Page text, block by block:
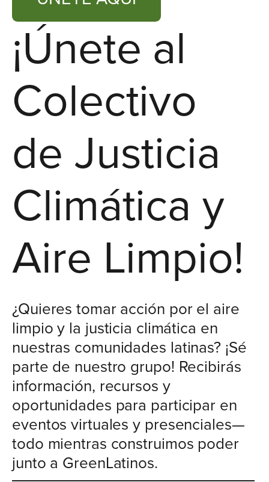
¡Únete al
Colectivo
de Justicia
Climática y
Aire Limpio!
¿Quieres tomar acción por el aire
limpio y la justicia climática en
nuestras comunidades latinas? ¡Sé
parte de nuestro grupo! Recibirás
información, recursos y
oportunidades para participar en
eventos virtuales y presenciales—
todo mientras construimos poder
junto a GreenLatinos.